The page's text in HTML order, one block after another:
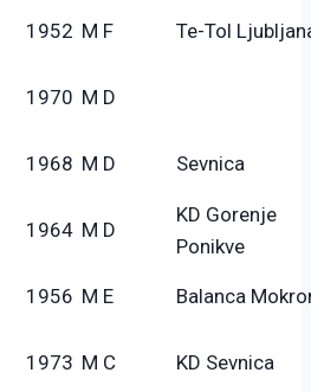
1952 M F Te-Tol
1970 M D
1968 M D Sevnica
1964 M D
KD Gorenje
Ponikve
1956 M E Balanca
1973 M C KD Sevnica